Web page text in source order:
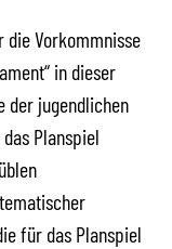
die Vorkommnisse
in dieser
der jugendlichen
Planspiel
für das Planspiel